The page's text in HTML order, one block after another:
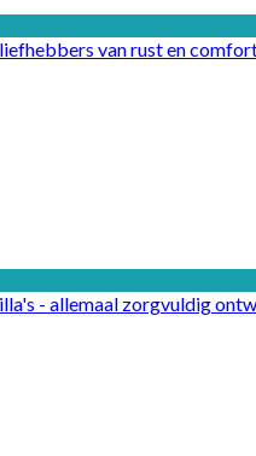
van rust en
- allemaal zorgvuldig